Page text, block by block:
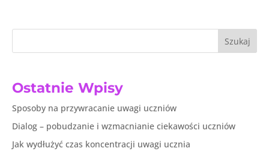
Szukaj
Ostatnie Wpisy
Sposoby na przywracanie uwagi uczniów
Dialog – pobudzanie i wzmacnianie ciekawości uczniów
Jak wydłużyć czas koncentracji uwagi ucznia